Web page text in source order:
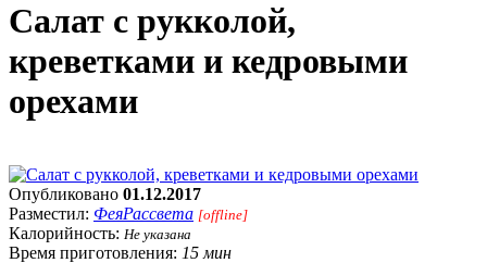
Салат с рукколой,
креветками и кедровыми
орехами
Опубликовано 01.12.2017
Разместил: ФеяРассвета [offline]
Калорийность: Не указана
Время приготовления: 15 мин